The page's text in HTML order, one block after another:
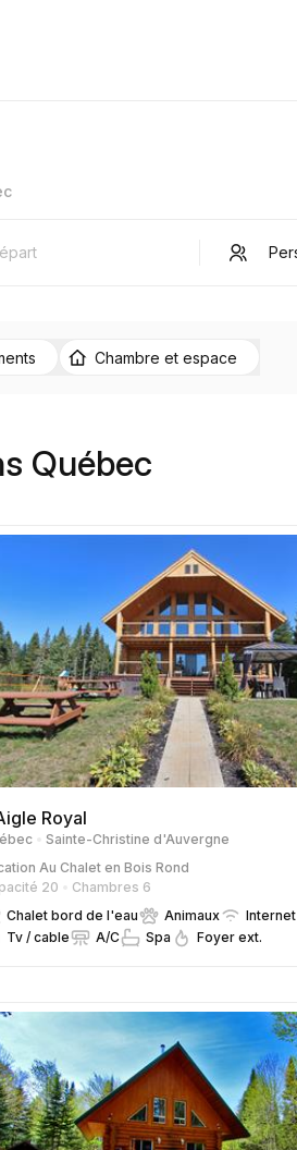
Chambre et espace
Québec
Royal
Sainte-Christine d'Auvergne
Au Chalet en Bois Rond
20
Chambres 6
Chalet bord de l'eau
Animaux
Internet
Tv / cable
A/C Spa Foyer ext.